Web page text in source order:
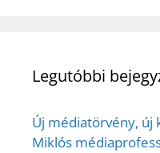
Legutóbbi
Új médiatörvény, új
Miklós